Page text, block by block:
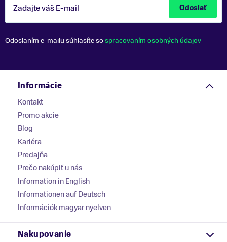
Zadajte váš E-mail Odoslať
Odoslaním e-mailu súhlasíte sospracovaním osobných údajov
Informácie
Kontakt
Promo akcie
Blog
Kariéra
Predajňa
Prečo nakúpiť u nás
Information in English
Informationen auf Deutsch
Információk magyar nyelven
Nakupovanie